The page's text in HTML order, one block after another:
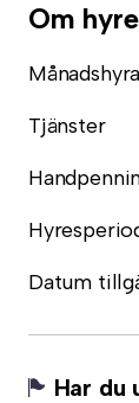
Om
Månadshyra
Tjänster
Datum
Har du